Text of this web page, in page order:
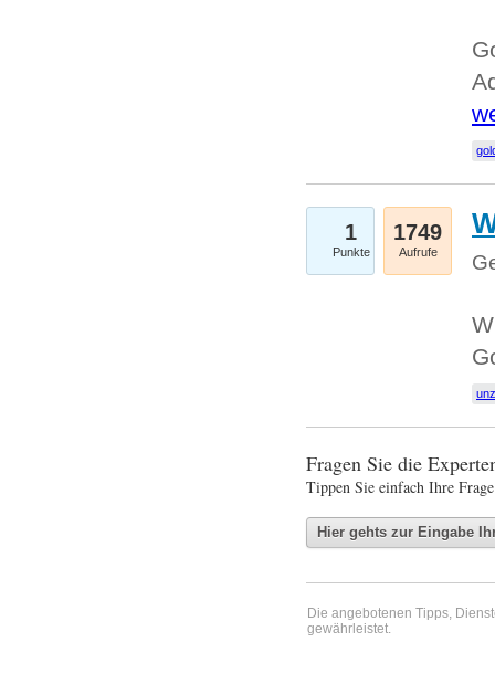
1
Punkte
1749
Aufrufe
Fragen Sie die
Tippen Sie einfach Ihre
Die angebotenen Tipps,
gewährleistet.